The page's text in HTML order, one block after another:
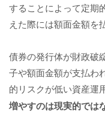
することによって定期
えた際には額面金額を
債券の発行体が財政破
子や額面金額が支払わ
的リスクが低い資産運
増やすのは現実的では